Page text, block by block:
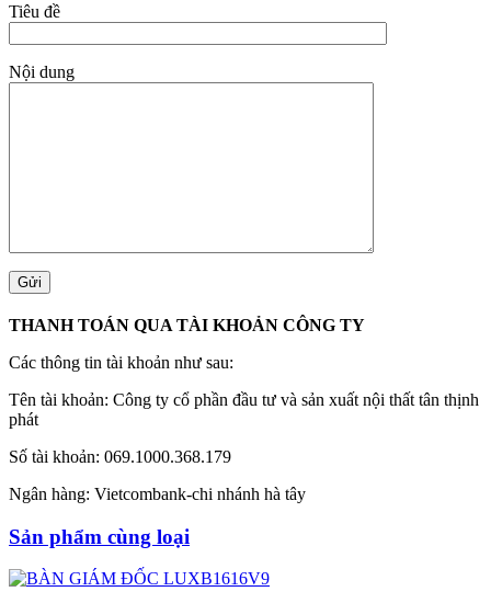
Tiêu đề
Nội dung
THANH TOÁN QUA TÀI KHOẢN CÔNG TY
Các thông tin tài khoản như sau:
Tên tài khoản: Công ty cổ phần đầu tư và sản xuất nội thất tân thịnh
phát
Số tài khoản: 069.1000.368.179
Ngân hàng: Vietcombank-chi nhánh hà tây
Sản phẩm cùng loại